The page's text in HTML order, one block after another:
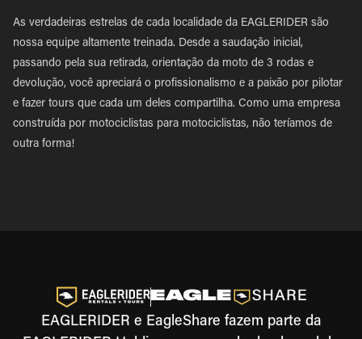
As verdadeiras estrelas de cada localidade da EAGLERIDER são
nossa equipe altamente treinada. Desde a saudação inicial,
passando pela sua retirada, orientação da moto de 3 rodas e
devolução, você apreciará o profissionalismo e a paixão por pilotar
e fazer tours que cada um deles compartilha. Como uma empresa
construída por motociclistas para motociclistas, não teríamos de
outra forma!
EAGLERIDER e EagleShare fazem parte da